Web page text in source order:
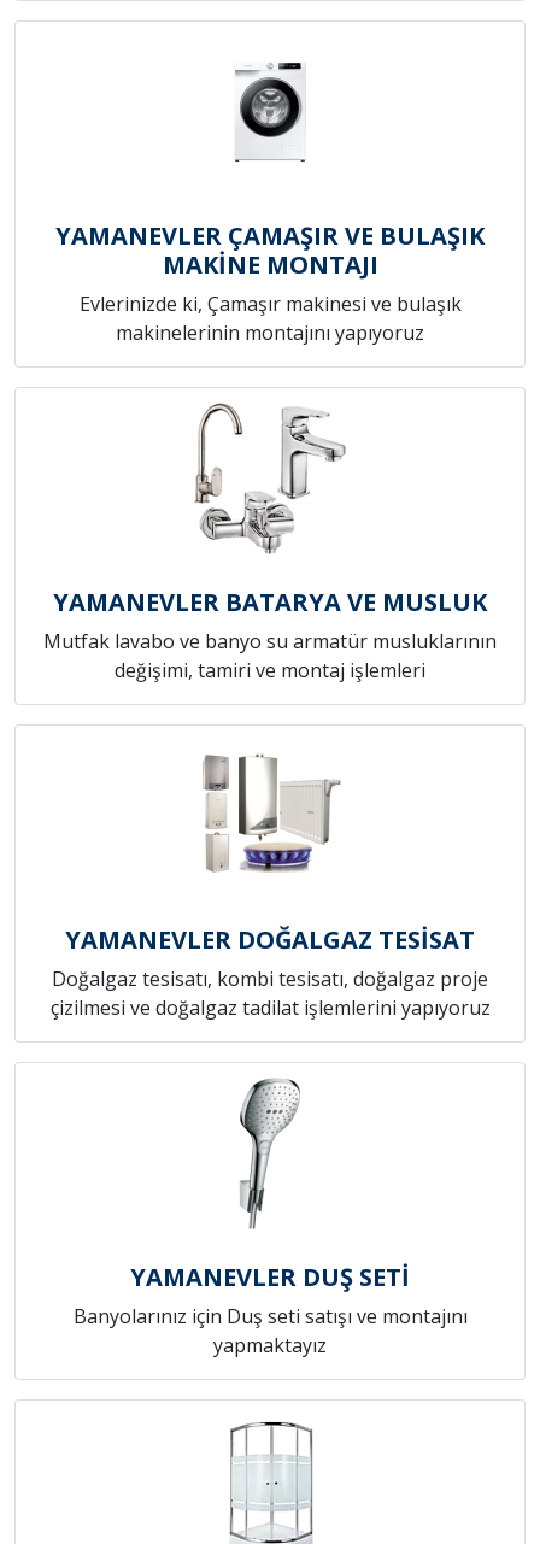
YAMANEVLER ÇAMAŞIR VE BULAŞIK
MAKİNE MONTAJI
Evlerinizde ki, Çamaşır makinesi ve bulaşık
makinelerinin montajını yapıyoruz
YAMANEVLER BATARYA VE MUSLUK
Mutfak lavabo ve banyo su armatür musluklarının
değişimi, tamiri ve montaj işlemleri
YAMANEVLER DOĞALGAZ TESİSAT
Doğalgaz tesisatı, kombi tesisatı, doğalgaz proje
çizilmesi ve doğalgaz tadilat işlemlerini yapıyoruz
YAMANEVLER DUŞ SETİ
Banyolarınız için Duş seti satışı ve montajını
yapmaktayız